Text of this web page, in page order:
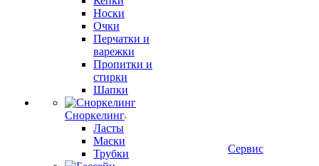
Носки
Очки
Перчатки и
варежки
Пропитки и
стирки
Шапки
Сноркелинг
Ласты
Маски
Трубки
Сервис